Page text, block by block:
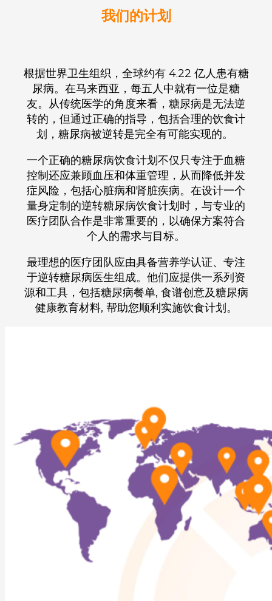
我们的计划
根据世界卫生组织，全球约有 4.22 亿人患有糖
尿病。在马来西亚，每五人中就有一位是糖
友。从传统医学的角度来看，糖尿病是无法逆
转的，但通过正确的指导，包括合理的饮食计
划，糖尿病被逆转是完全有可能实现的。
一个正确的糖尿病饮食计划不仅只专注于血糖
控制 还应兼顾血压和体重管理，从而降低并发
症风险，包括心脏病和肾脏疾病。在设计一个
量身定制的逆转糖尿病饮食计划时，与专业的
医疗团队合作是非常重要的，以确保方案符合
个人的需求与目标。
最理想的医疗团队应由具备营养学认证、专注
于逆转糖尿病医生组成。他们应提供一系列资
源和工具，包括糖尿病餐单, 食谱创意及糖尿病
健康教育材料, 帮助您顺利实施饮食计划。